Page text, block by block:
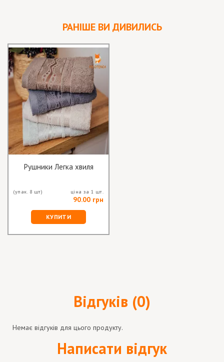
РАНІШЕ ВИ ДИВИЛИСЬ
Рушники Легка хвиля
(упак. 8 шт) ціна за 1 шт.
90.00 грн
КУПИТИ
Відгуків (0)
Немає відгуків для цього продукту.
Написати відгук